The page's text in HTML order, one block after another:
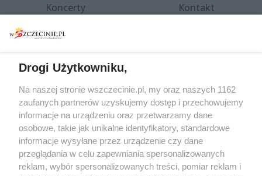
Koncerty
Spacery i oprowadzania
targi
Wernisaże
Więcej
Kontakt
Specjalny koncert z okazji
20. urodzin portalu
wSzczecinie.pl
Regulamin konkursów
śniadaniówka "Hej
Szczecin! Jest piątek!"
Drogi Użytkowniku,
Na naszej stronie wszczecinie.pl, my oraz naszych 1162
zaufanych partnerów uzyskujemy dostęp i przechowujemy
informacje na urządzeniu oraz przetwarzamy dane
osobowe, takie jak unikalne identyfikatory, standardowe
informacje wysyłane przez urządzenie czy dane
przeglądania w celu zapewniania spersonalizowanych
reklam, wybór spersonalizowanych treści, pomiar reklam i